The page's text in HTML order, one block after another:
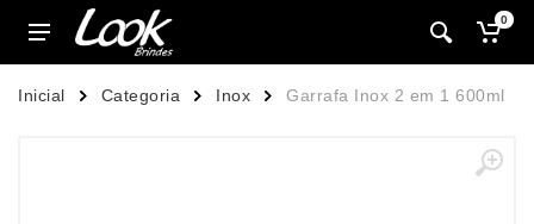
0
Inicial Categoria Inox Garrafa Inox 2 em 1 600ml